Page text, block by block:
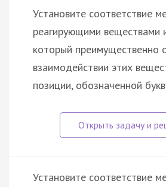
Установите соответствие
реагирующими веществами
который преимущественно
взаимодействии этих
позиции, обозначенной
Установите соответствие